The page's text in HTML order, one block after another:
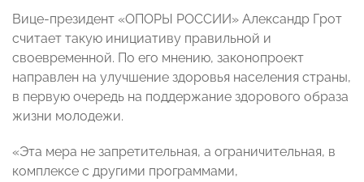
Вице-президент «ОПОРЫ РОССИИ» Александр Грот
считает такую инициативу правильной и
своевременной. По его мнению, законопроект
направлен на улучшение здоровья населения страны,
в первую очередь на поддержание здорового образа
жизни молодежи.
«Эта мера не запретительная, а ограничительная, в
комплексе с другими программами,